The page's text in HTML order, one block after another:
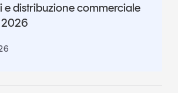
e distribuzione commerciale